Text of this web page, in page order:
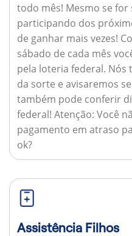
todo mês! Mesmo se
participando dos
de ganhar mais vezes!
sábado de cada mês
pela loteria federal.
da sorte e avisaremos
também pode conferir
federal! Atenção: Você
pagamento em atraso
ok?
Assistência Filhos